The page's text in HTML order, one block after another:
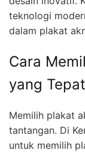
teknologi
dalam plakat
Cara
yang Tepat
Memilih plakat
tantangan. Di
untuk memilih